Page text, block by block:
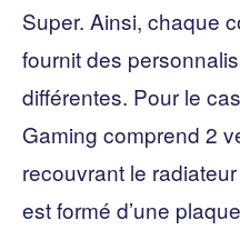
Super. Ainsi, chaque
fournit des
différentes. Pour le
Gaming comprend 2
recouvrant le
est formé d’une